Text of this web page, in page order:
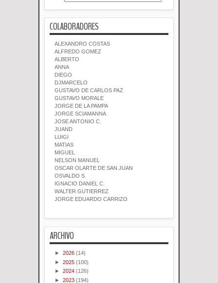
COLABORADORES
ALEXANDRO COSTAS
ALFREDO GOMEZ
ALBERTO
ANNA
DIEGO
DJMARCELO
GUSTAVO DE CARLOS PAZ
GUSTAVO MORALE
JORGE DE LA PAMPA
JORGE SCIAMANNA
JOSE ANTONIO C.
JUAND
LUIGI
MATIAS
MIGUEL
NELSON MANUEL
OSCAR OLARTE DE SAN JUAN
OSVALDO S.
IGNACIO DANIEL C.
WALTER GUTIERREZ
JORGE EDUARDO CARRIZO
ARCHIVO
► 2026 (14)
► 2025 (100)
► 2024 (126)
► 2023 (194)